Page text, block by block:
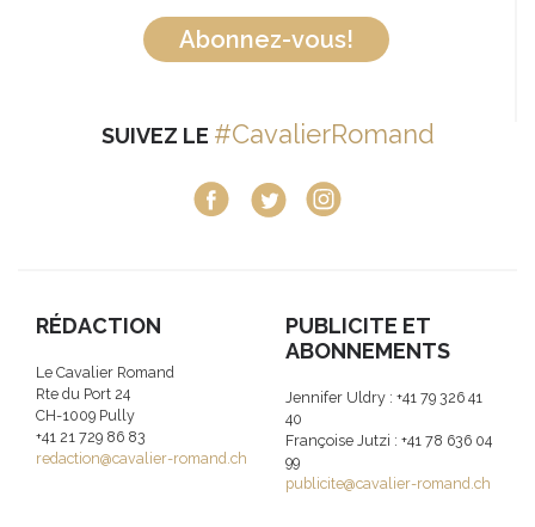
Abonnez-vous!
SUIVEZ LE #CavalierRomand
RÉDACTION
Le Cavalier Romand
Rte du Port 24
CH-1009 Pully
+41 21 729 86 83
redaction@cavalier-romand.ch
PUBLICITE ET
ABONNEMENTS
Jennifer Uldry : +41 79 326 41
40
Françoise Jutzi : +41 78 636 04
99
publicite@cavalier-romand.ch